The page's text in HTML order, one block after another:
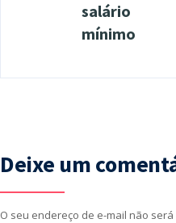
salário
mínimo
Deixe um
O seu endereço de e-mail não